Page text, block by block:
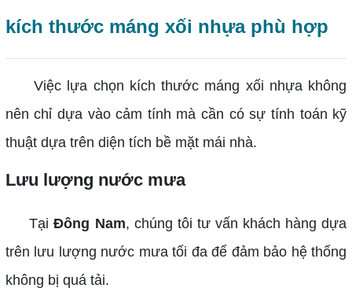
kích thước máng xối nhựa phù hợp
Việc lựa chọn kích thước máng xối nhựa không
nên chỉ dựa vào cảm tính mà cần có sự tính toán kỹ
thuật dựa trên diện tích bề mặt mái nhà.
Lưu lượng nước mưa
TạiĐông Nam, chúng tôi tư vấn khách hàng dựa
trên lưu lượng nước mưa tối đa để đảm bảo hệ thống
không bị quá tải.